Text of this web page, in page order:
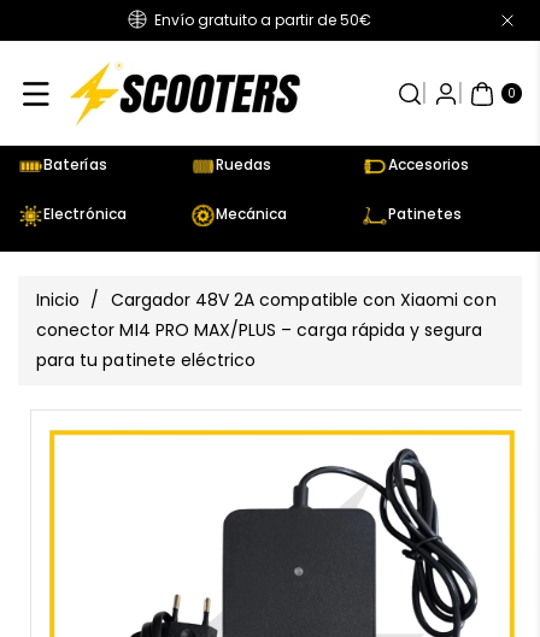
Envío gratuito a partir de 50€
0
AR
TÍC
UL
Baterías Ruedas Accesorios
Electrónica Mecánica Patinetes
Inicio / Cargador 48V 2A compatible con Xiaomi con
conector MI4 PRO MAX/PLUS – carga rápida y segura
para tu patinete eléctrico
A La